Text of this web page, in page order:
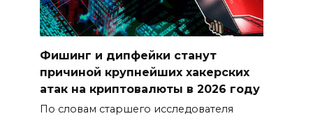
Фишинг и дипфейки станут
причиной крупнейших хакерских
атак на криптовалюты в 2026 году
По словам старшего исследователя